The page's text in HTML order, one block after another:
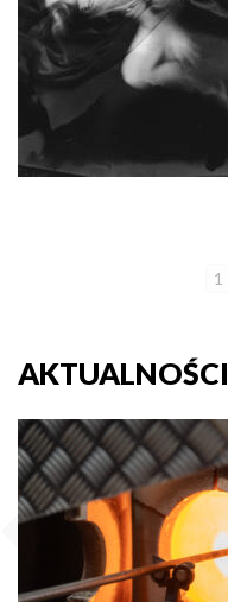
1
AKTUALNOŚCI